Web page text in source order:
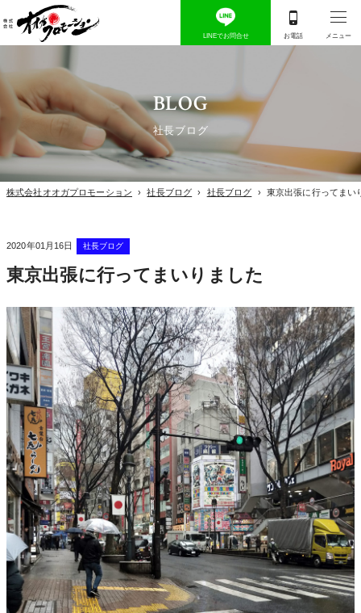
BLOG
社長ブログ
株式会社オオガプロモーション › 社長ブログ › 社長ブログ › 東京出張に行ってまい
2020年01月16日 社長ブログ
東京出張に行ってまいりました